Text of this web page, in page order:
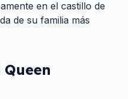
en el castillo de
de su familia más
Queen